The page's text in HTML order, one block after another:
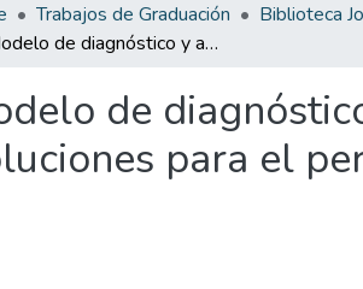
Trabajos de Graduación
Modelo de diagnóstico y análisis financiero avanzado en la empresa WC Soluciones para el periodo 2014-2018
de
para el